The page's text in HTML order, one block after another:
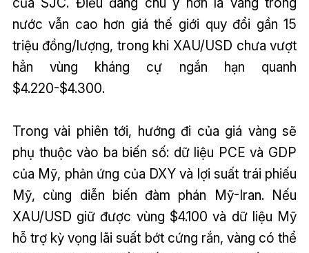
nước vẫn cao hơn giá thế giới quy đổi gần 15
triệu đồng/lượng, trong khi XAU/USD chưa vượt
hẳn vùng kháng cự ngắn hạn quanh
$4.220-$4.300.
Trong vài phiên tới, hướng đi của giá vàng sẽ
phụ thuộc vào ba biến số: dữ liệu PCE và GDP
của Mỹ, phản ứng của DXY và lợi suất trái phiếu
Mỹ, cùng diễn biến đàm phán Mỹ-Iran. Nếu
XAU/USD giữ được vùng $4.100 và dữ liệu Mỹ
hỗ trợ kỳ vọng lãi suất bớt cứng rắn, vàng có thể